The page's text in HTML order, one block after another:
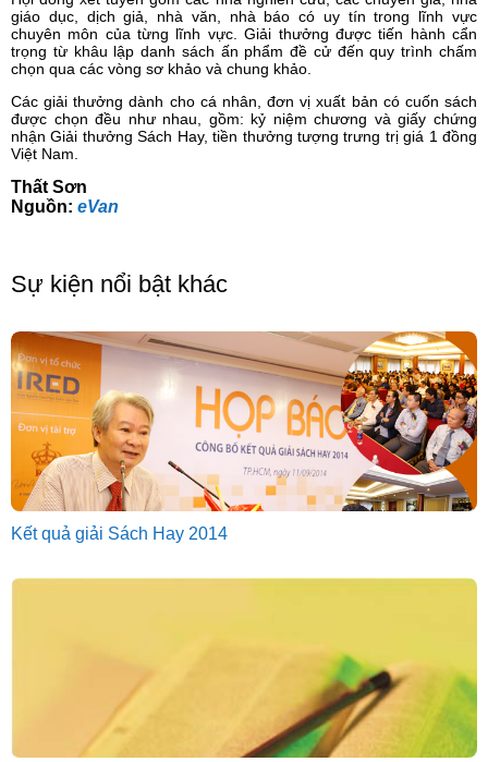
giáo dục, dịch giả, nhà văn, nhà báo có uy tín trong lĩnh vực
chuyên môn của từng lĩnh vực. Giải thưởng được tiến hành cẩn
trọng từ khâu lập danh sách ấn phẩm đề cử đến quy trình chấm
chọn qua các vòng sơ khảo và chung khảo.
Các giải thưởng dành cho cá nhân, đơn vị xuất bản có cuốn sách
được chọn đều như nhau, gồm: kỷ niệm chương và giấy chứng
nhận Giải thưởng Sách Hay, tiền thưởng tượng trưng trị giá 1 đồng
Việt Nam.
Thất Sơn
Nguồn: eVan
Sự kiện nổi bật khác
Kết quả giải Sách Hay 2014